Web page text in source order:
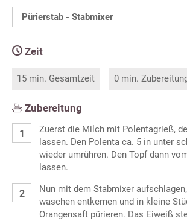
Pürierstab - Stabmixer
Zeit
15 min. Gesamtzeit 0 min.
Zubereitung
Zuerst die Milch mit Polentagrieß,
lassen. Den Polenta ca. 5 in unter
wieder umrühren. Den Topf dann
lassen.
Nun mit dem Stabmixer
waschen entkernen und in kleine
Orangensaft pürieren. Das Eiweiß